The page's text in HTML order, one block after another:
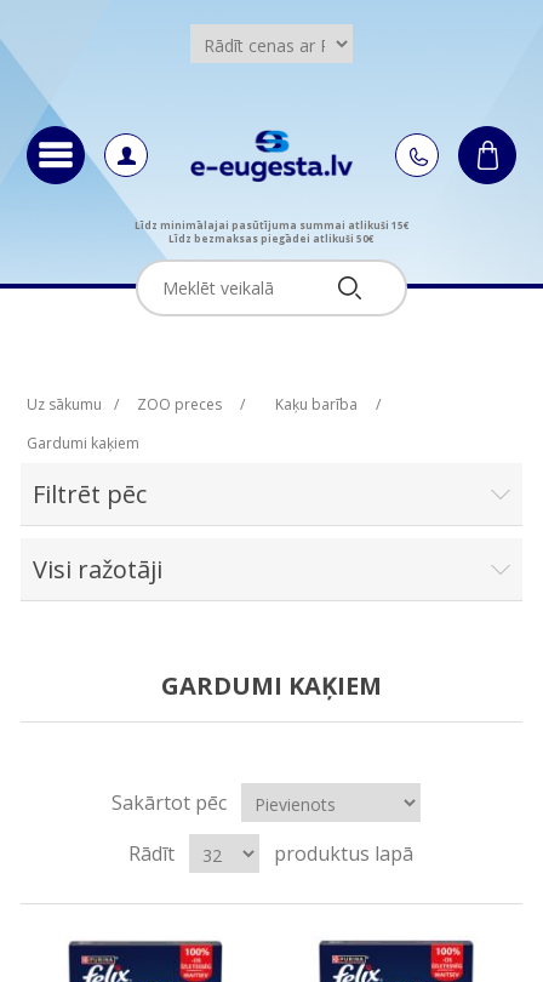
Līdz minimālajai pasūtījuma summai atlikuši 15€
Līdz bezmaksas piegādei atlikuši 50€
Uz sākumu / ZOO preces / Kaķu barība
/
Gardumi kaķiem
Filtrēt pēc
Visi ražotāji
GARDUMI KAĶIEM
Sakārtot pēc
Rādīt
produktus lapā